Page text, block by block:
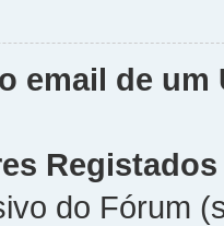
email de um
Registados
do Fórum